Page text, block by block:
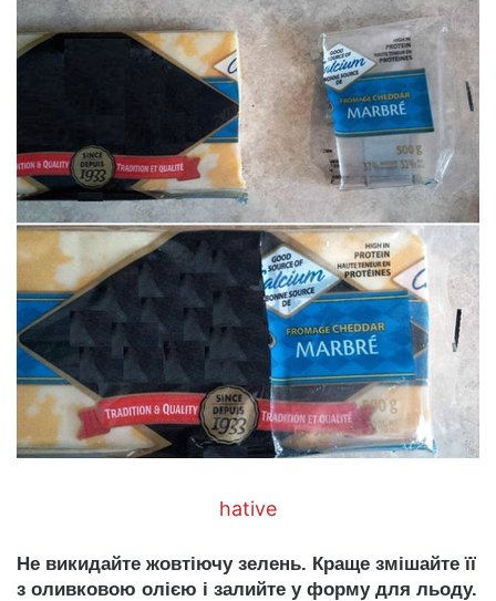
hative
Не викидайте жовтіючу зелень. Краще змішайте її
з оливковою олією і залийте у форму для льоду.